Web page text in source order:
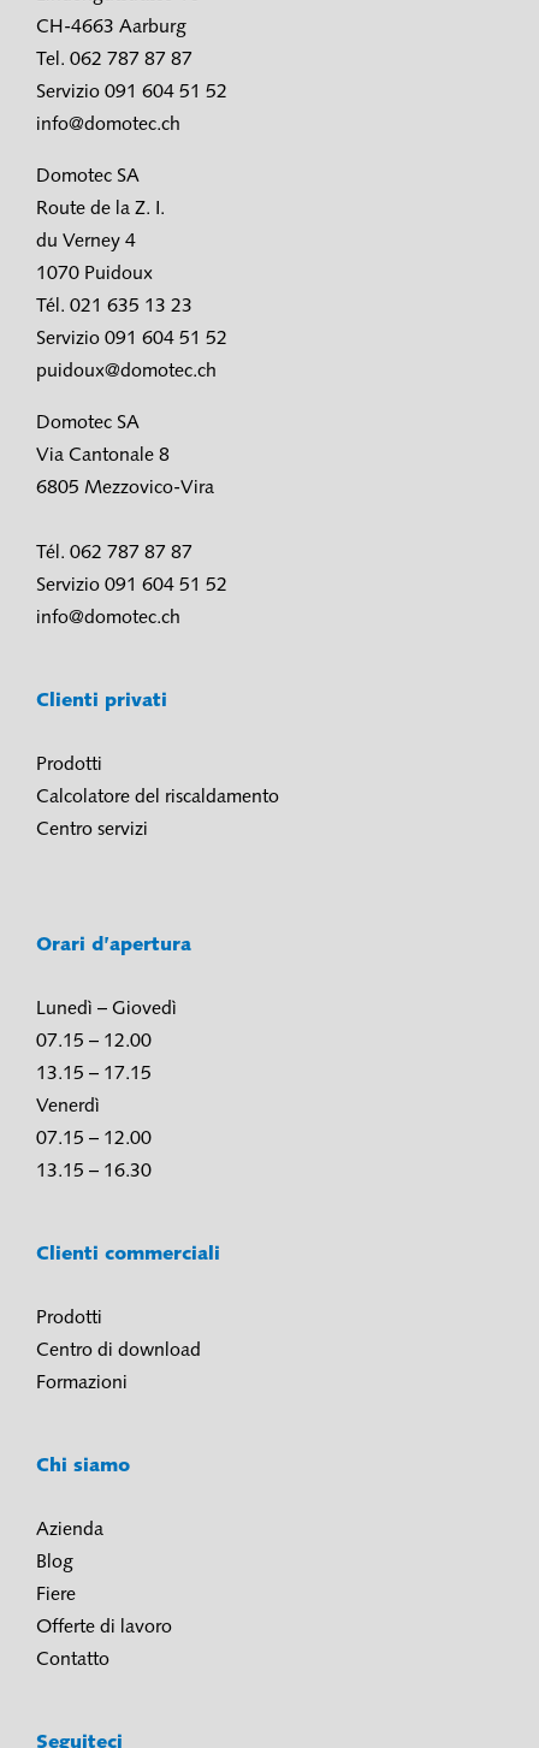
CH-4663 Aarburg
Tel. 062 787 87 87
Servizio 091 604 51 52
info@domotec.ch
Domotec SA
Route de la Z. I.
du Verney 4
1070 Puidoux
Tél. 021 635 13 23
Servizio 091 604 51 52
puidoux@domotec.ch
Domotec SA
Via Cantonale 8
6805 Mezzovico-Vira
Tél. 062 787 87 87
Servizio 091 604 51 52
info@domotec.ch
Clienti privati
Prodotti
Calcolatore del riscaldamento
Centro servizi
Orari d’apertura
Lunedì – Giovedì
07.15 – 12.00
13.15 – 17.15
Venerdì
07.15 – 12.00
13.15 – 16.30
Clienti commerciali
Prodotti
Centro di download
Formazioni
Chi siamo
Azienda
Blog
Fiere
Offerte di lavoro
Contatto
Seguiteci